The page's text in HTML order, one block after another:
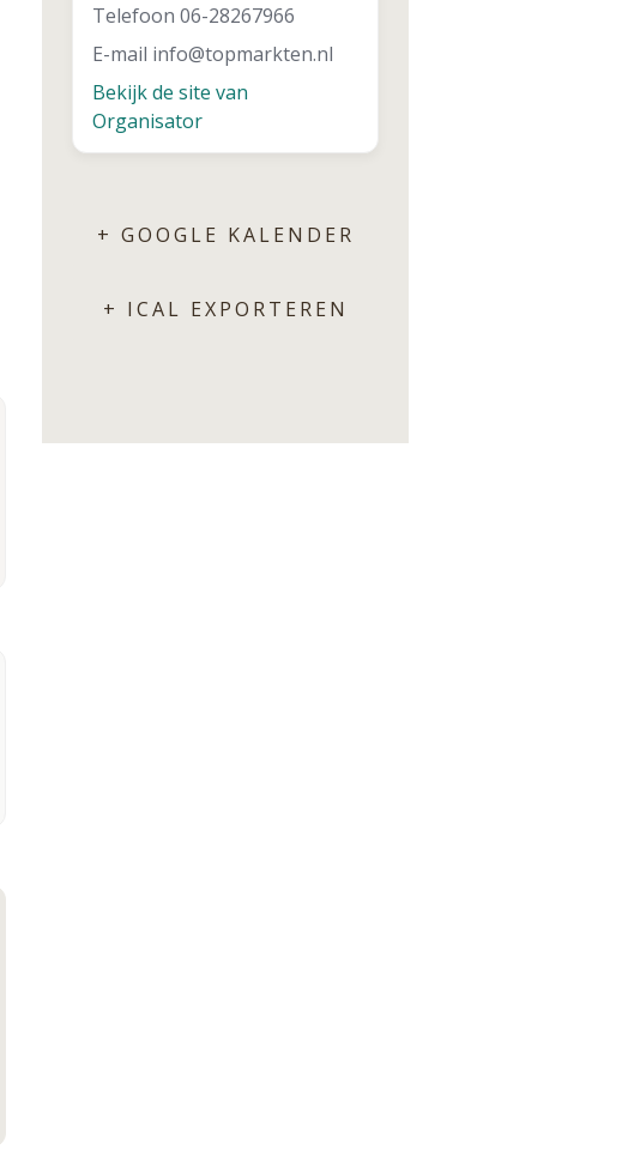
Telefoon 06-28267966
E-mail info@topmarkten.nl
Bekijk de site van
Organisator
+ GOOGLE KALENDER
+ ICAL EXPORTEREN